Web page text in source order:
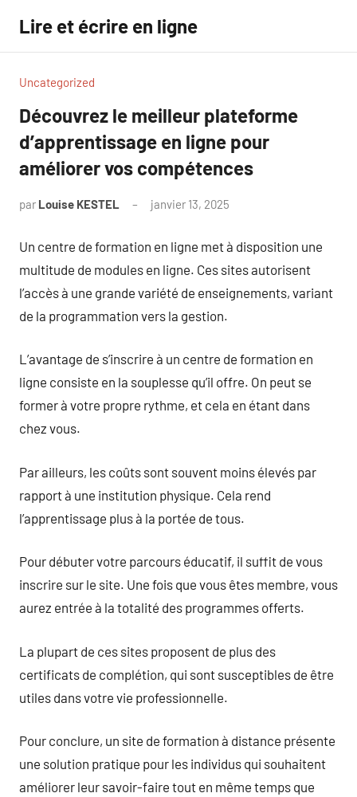
contenu
Lire et écrire en ligne
Uncategorized
Découvrez le meilleur plateforme
d’apprentissage en ligne pour
améliorer vos compétences
par Louise KESTEL janvier 13, 2025
Un centre de formation en ligne met à disposition une
multitude de modules en ligne. Ces sites autorisent
l’accès à une grande variété de enseignements, variant
de la programmation vers la gestion.
L’avantage de s’inscrire à un centre de formation en
ligne consiste en la souplesse qu’il offre. On peut se
former à votre propre rythme, et cela en étant dans
chez vous.
Par ailleurs, les coûts sont souvent moins élevés par
rapport à une institution physique. Cela rend
l’apprentissage plus à la portée de tous.
Pour débuter votre parcours éducatif, il suffit de vous
inscrire sur le site. Une fois que vous êtes membre, vous
aurez entrée à la totalité des programmes offerts.
La plupart de ces sites proposent de plus des
certificats de complétion, qui sont susceptibles de être
utiles dans votre vie professionnelle.
Pour conclure, un site de formation à distance présente
une solution pratique pour les individus qui souhaitent
améliorer leur savoir-faire tout en même temps que